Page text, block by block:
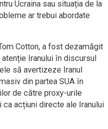
Ucraina sau situația de la
ar trebui abordate
Cotton, a fost dezamăgit
Iranului în discursul
să avertizeze Iranul
din partea SUA în
de către proxy-urile
ca acțiuni directe ale Iranului